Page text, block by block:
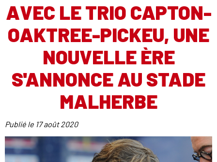
AVEC LE TRIO CAPTON-
OAKTREE-PICKEU, UNE
NOUVELLE ÈRE
S'ANNONCE AU STADE
MALHERBE
Publié le 17 août 2020